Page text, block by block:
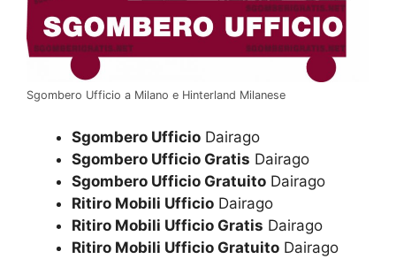
Sgombero Ufficio a Milano e Hinterland Milanese
Sgombero Ufficio Dairago
Sgombero Ufficio Gratis Dairago
Sgombero Ufficio Gratuito Dairago
Ritiro Mobili Ufficio Dairago
Ritiro Mobili Ufficio Gratis Dairago
Ritiro Mobili Ufficio Gratuito Dairago